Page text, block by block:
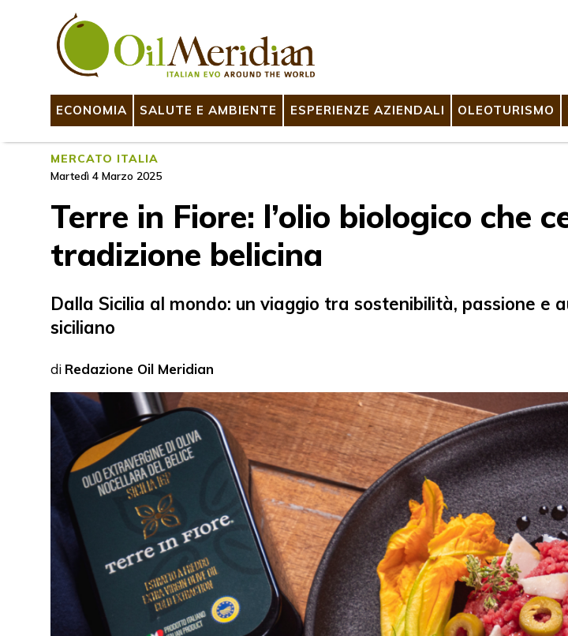
ECONOMIA SALUTE E AMBIENTE ESPERIENZE AZIENDALI OLEOTURISMO
MERCATO ITALIA
Martedì 4 Marzo 2025
Terre in Fiore: l’olio biologico che
tradizione belicina
Dalla Sicilia al mondo: un viaggio tra sostenibilità, passione e
siciliano
di Redazione Oil Meridian